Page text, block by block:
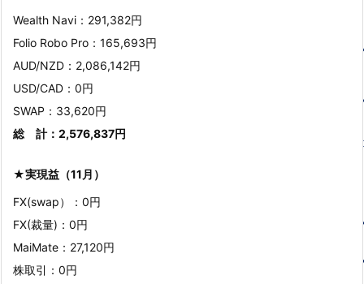
Wealth Navi：291,382円
Folio Robo Pro：165,693円
AUD/NZD：2,086,142円
USD/CAD：0円
SWAP：33,620円
総 計：2,576,837円
★実現益（11月）
FX(swap）：0円
FX(裁量)：0円
MaiMate：27,120円
株取引：0円